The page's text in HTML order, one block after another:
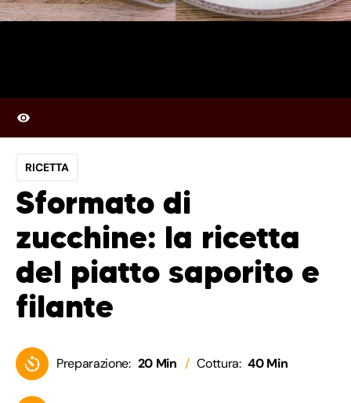
RICETTA
Sformato di
zucchine: la ricetta
del piatto saporito e
filante
Preparazione: 20 Min Cottura: 40 Min